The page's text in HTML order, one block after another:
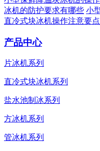
冰机的防护要求有哪些 小
直冷式块冰机操作注意要
产品中心
片冰机系列
直冷式块冰机系列
盐水池制冰系列
方冰机系列
管冰机系列